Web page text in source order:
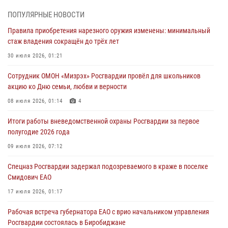
В Росгвардии вспоминают российских воинов, погибших в Первой
01 августа 2026, 10:19
Внесены изменения в правила проведения контрольного отстрела
31 июля 2026, 01:48
Правила приобретения нарезного оружия изменены: минимальный
30 июля 2026, 01:21
Росгвардейцы задержали гражданина за хулиганство и попытку
29 июля 2026, 01:05
ПОПУЛЯРНЫЕ НОВОСТИ
Правила приобретения нарезного оружия изменены: минимальный
стаж владения сокращён до трёх лет
30 июля 2026, 01:21
Сотрудник ОМОН «Мизрэх» Росгвардии провёл для школьников
акцию ко Дню семьи, любви и верности
08 июля 2026, 01:14 4
Итоги работы вневедомственной охраны Росгвардии за первое
полугодие 2026 года
09 июля 2026, 07:12
Спецназ Росгвардии задержал подозреваемого в краже в поселке
Смидович ЕАО
17 июля 2026, 01:17
Рабочая встреча губернатора ЕАО с врио начальником управления
Росгвардии состоялась в Биробиджане